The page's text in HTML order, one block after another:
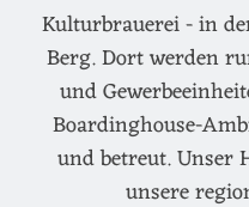
Kulturbrauerei - in
Berg. Dort werden
und
Boardinghouse-
und betreut. Unser
unsere